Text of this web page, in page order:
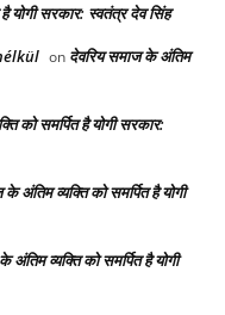
योगी सरकार: स्वतंत्र देव सिंह
on देवरिय समाज के अंतिम
को समर्पित है योगी सरकार:
अंतिम व्यक्ति को समर्पित है योगी
अंतिम व्यक्ति को समर्पित है योगी